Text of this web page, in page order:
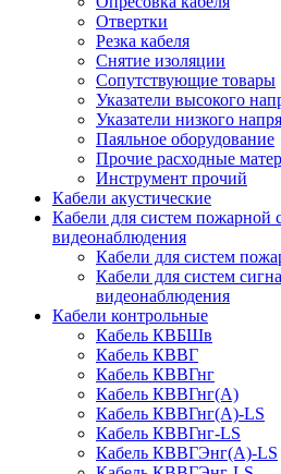
Отвертки
Резка кабеля
Снятие изоляции
Сопутствующие товары
Указатели высокого
Указатели низкого
Паяльное оборудование
Прочие расходные
Инструмент прочий
Кабели акустические
Кабели для систем пожарной
видеонаблюдения
Кабели для систем
Кабели для систем
видеонаблюдения
Кабели контрольные
Кабель КВБШв
Кабель КВВГ
Кабель КВВГнг
Кабель КВВГнг(А)
Кабель КВВГнг(А)-LS
Кабель КВВГнг-LS
Кабель КВВГЭнг(А)-LS